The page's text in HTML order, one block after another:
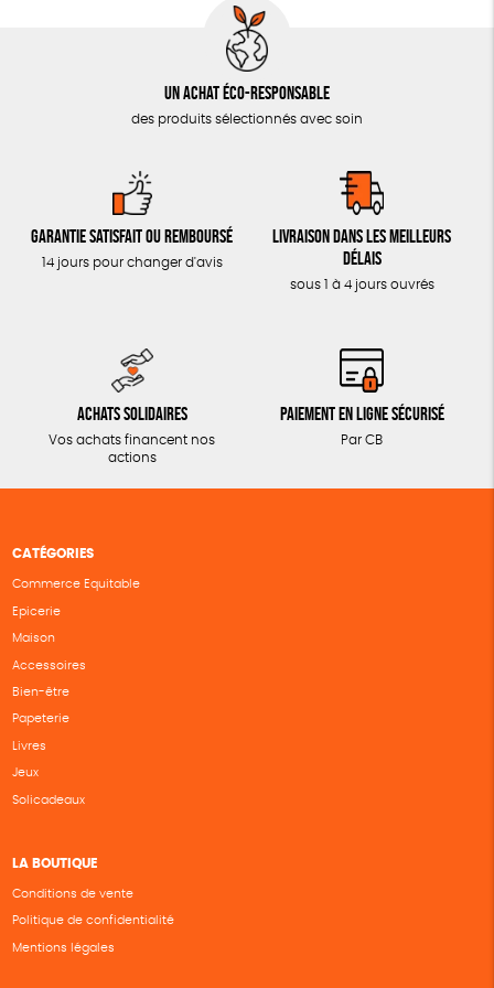
Un achat éco-responsable
des produits sélectionnés avec soin
Garantie satisfait ou remboursé
14 jours pour changer d'avis
Livraison dans les meilleurs
délais
sous 1 à 4 jours ouvrés
Achats solidaires
Vos achats financent nos
actions
Paiement en ligne sécurisé
Par CB
CATÉGORIES
Commerce Equitable
Epicerie
Maison
Accessoires
Bien-être
Papeterie
Livres
Jeux
Solicadeaux
LA BOUTIQUE
Conditions de vente
Politique de confidentialité
Mentions légales